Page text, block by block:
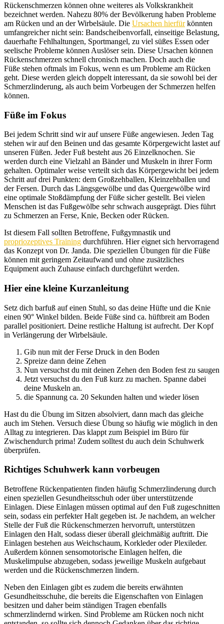
Rückenschmerzen können ohne weiteres als Volkskrankheit
bezeichnet werden. Nahezu 80% der Bevölkerung haben Probleme
am Rücken und an der Wirbelsäule. Die Ursachen hierfürkönnten
umfangreicher nicht sein: Bandscheibenvorfall, einseitige Belastung,
dauerhafte Fehlhaltungen, Sportmangel, zu viel süßes Essen oder
seelische Probleme können Auslöser sein. Diese Ursachen können
Rückenschmerzen schnell chronisch machen. Doch auch die
Füße stehen oftmals im Fokus, wenn es um Probleme am Rücken
geht. Diese werden gleich doppelt interessant, da sie sowohl bei der
Schmerzlinderung, als auch beim Vorbeugen der Schmerzen helfen
können.
Füße im Fokus
Bei jedem Schritt sind wir auf unsere Füße angewiesen. Jeden Tag
stehen wir auf den Beinen und das gesamte Körpergewicht lastet auf
unseren Füßen. Jeder Fuß besteht aus 26 Einzelknochen. Sie
werden durch eine Vielzahl an Bänder und Muskeln in ihrer Form
gehalten. Optimaler weise verteilt sich das Körpergewicht bei jedem
Schritt auf drei Punkten: dem Großzehballen, Kleinzehballen und
der Fersen. Durch das Längsgewölbe und das Quergewölbe wird
eine optimale Stoßdämpfung der Füße sicher gestellt. Bei vielen
Menschen ist das Fußgewölbe sehr schwach ausgeprägt. Dies führt
zu Schmerzen an Ferse, Knie, Becken oder Rücken.
Ist diesem Fall sollten Betroffene, Fußgymnastik und
propriozeptives Training durchführen. Hier eignet sich hervorragend
das Konzept von Dr. Janda. Die speziellen Übungen für die Füße
können mit geringem Zeitaufwand und ohne zusätzliches
Equipment auch Zuhause einfach durchgeführt werden.
Hier eine kleine Kurzanleitung
Setz dich barfuß auf einen Stuhl, so das deine Hüfte und die Knie
einen 90° Winkel bilden. Beide Füße sind ca. hüftbreit am Boden
parallel positioniert. Deine restliche Haltung ist aufrecht. Der Kopf
in Verlängerung der Wirbelsäule.
Gib nun mit der Ferse Druck in den Boden
Spreize dann deine Zehen
Nun versuchst du mit deinen Zehen den Boden fest zu saugen
Jetzt versuchst du den Fuß kurz zu machen. Spanne dabei
deine Muskeln an.
die Spannung ca. 20 Sekunden halten und wieder lösen
Hast du die Übung im Sitzen absolviert, dann mach das gleiche
auch im Stehen. Versuch diese Übung so häufig wie möglich in den
Alltag zu integrieren. Das klappt zum Beispiel im Büro für
Zwischendurch prima! Zudem solltest du auch dein Schuhwerk
überprüfen.
Richtiges Schuhwerk kann vorbeugen
Betroffene Rückenpatienten finden häufig Schmerzlinderung durch
einen speziellen Gesundheitsschuh oder über unterstützende
Einlagen. Diese Einlagen müssen optimal auf den Fuß zugeschnitten
sein, sodass ein perfekter Halt gegeben ist. Je nachdem, an welcher
Stelle der Fuß die Rückenschmerzen hervorruft, unterstützen
Einlagen den Halt, sodass dieser überall gleichmäßig auftritt. Die
Einlagen bestehen aus Weichschaum, Korkleder oder Plexileder.
Außerdem können sensomotorische Einlagen helfen, die
Muskelimpulse abzugeben, sodass jeweilige Muskeln aufgebaut
werden und die Rückenschmerzen lindern.
Neben den Einlagen gibt es zudem die bereits erwähnten
Gesundheitsschuhe, die bereits die Eigenschaften von Einlagen
besitzen und daher beim ständigen Tragen ebenfalls
schmerzlindernd wirken. Sind Probleme am Rücken noch nicht